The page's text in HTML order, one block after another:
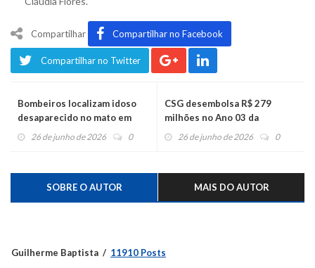
Compartilhar Compartilhar no Facebook
Compartilhar no Twitter
Bombeiros localizam idoso
desaparecido no mato em
Pareci Novo
26 de junho de 2026 0
CSG desembolsa R$ 279
milhões no Ano 03 da
concessão e avança com
26 de junho de 2026 0
SOBRE O AUTOR MAIS DO AUTOR
Guilherme Baptista 11910 Posts